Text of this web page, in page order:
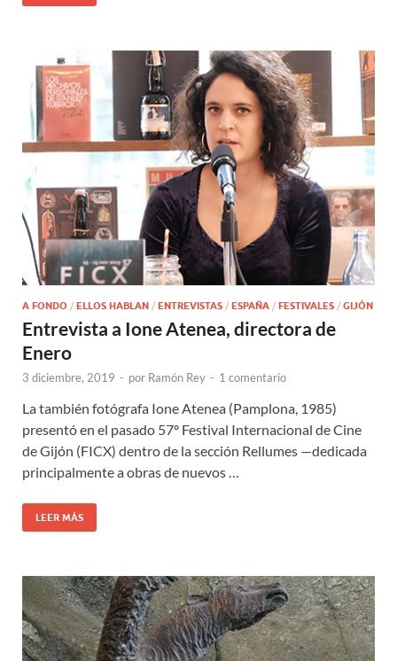
A FONDO / ELLOS HABLAN / ENTREVISTAS / ESPAÑA / FESTIVALES / GIJÓN
Entrevista a Ione Atenea, directora de
Enero
3 diciembre, 2019 - por Ramón Rey - 1 comentario
La también fotógrafa Ione Atenea (Pamplona, 1985)
presentó en el pasado 57º Festival Internacional de Cine
de Gijón (FICX) dentro de la sección Rellumes —dedicada
principalmente a obras de nuevos …
LEER MÁS